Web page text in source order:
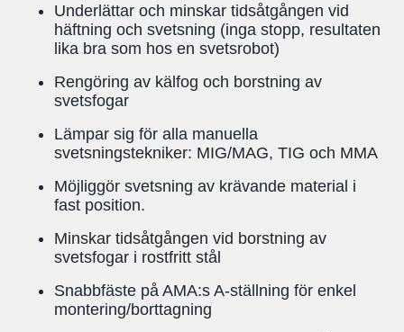
Underlättar och minskar tidsåtgången vid
häftning och svetsning (inga stopp, resultaten
lika bra som hos en svetsrobot)
Rengöring av kälfog och borstning av
svetsfogar
Lämpar sig för alla manuella
svetsningstekniker: MIG/MAG, TIG och MMA
Möjliggör svetsning av krävande material i
fast position.
Minskar tidsåtgången vid borstning av
svetsfogar i rostfritt stål
Snabbfäste på AMA:s A-ställning för enkel
montering/borttagning